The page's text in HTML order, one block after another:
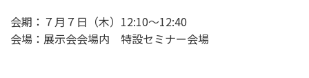
会期：７月７日（木）12:10～12:40
会場：展示会会場内 特設セミナー会場